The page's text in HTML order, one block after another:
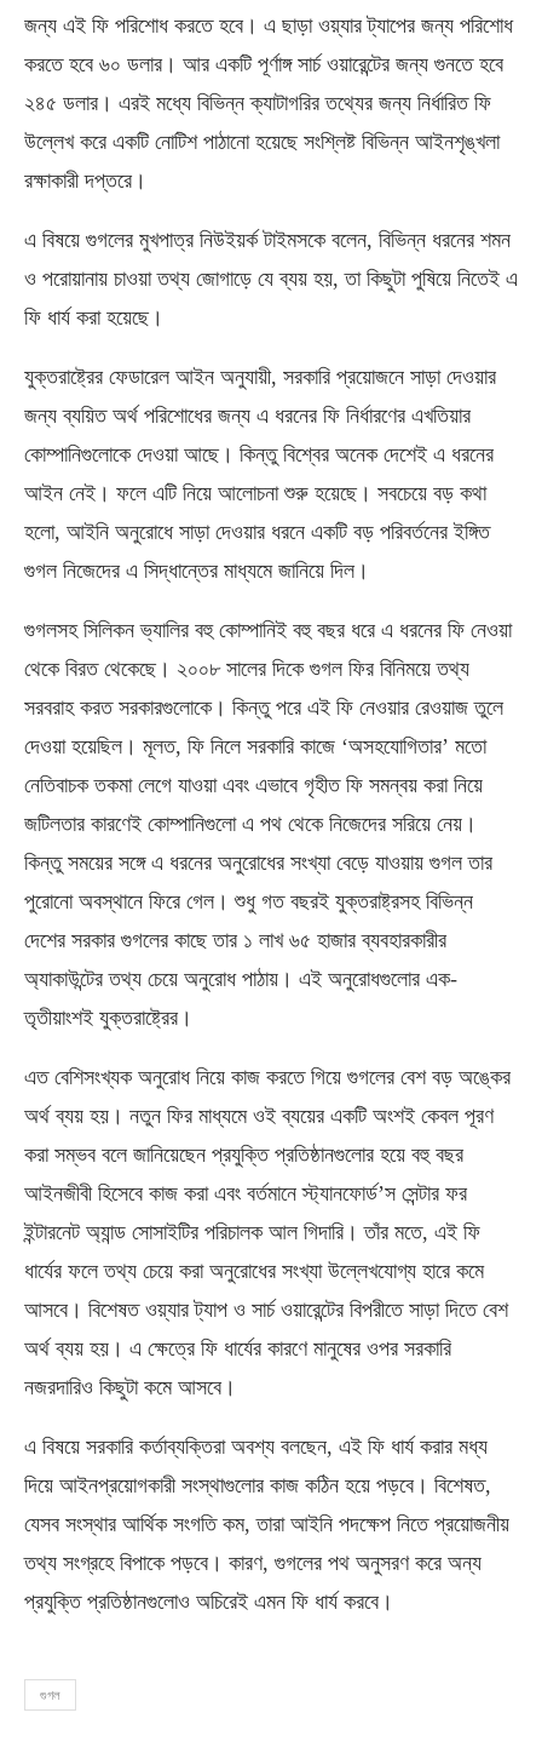
জন্য এই ফি পরিশোধ করতে হবে। এ ছাড়া ওয়্যার ট্যাপের জন্য পরিশোধ
করতে হবে ৬০ ডলার। আর একটি পূর্ণাঙ্গ সার্চ ওয়ারেন্টের জন্য গুনতে হবে
২৪৫ ডলার। এরই মধ্যে বিভিন্ন ক্যাটাগরির তথ্যের জন্য নির্ধারিত ফি
উল্লেখ করে একটি নোটিশ পাঠানো হয়েছে সংশ্লিষ্ট বিভিন্ন আইনশৃঙ্খলা
রক্ষাকারী দপ্তরে।
এ বিষয়ে গুগলের মুখপাত্র নিউইয়র্ক টাইমসকে বলেন, বিভিন্ন ধরনের শমন
ও পরোয়ানায় চাওয়া তথ্য জোগাড়ে যে ব্যয় হয়, তা কিছুটা পুষিয়ে নিতেই এ
ফি ধার্য করা হয়েছে।
যুক্তরাষ্ট্রের ফেডারেল আইন অনুযায়ী, সরকারি প্রয়োজনে সাড়া দেওয়ার
জন্য ব্যয়িত অর্থ পরিশোধের জন্য এ ধরনের ফি নির্ধারণের এখতিয়ার
কোম্পানিগুলোকে দেওয়া আছে। কিন্তু বিশ্বের অনেক দেশেই এ ধরনের
আইন নেই। ফলে এটি নিয়ে আলোচনা শুরু হয়েছে। সবচেয়ে বড় কথা
হলো, আইনি অনুরোধে সাড়া দেওয়ার ধরনে একটি বড় পরিবর্তনের ইঙ্গিত
গুগল নিজেদের এ সিদ্ধান্তের মাধ্যমে জানিয়ে দিল।
গুগলসহ সিলিকন ভ্যালির বহু কোম্পানিই বহু বছর ধরে এ ধরনের ফি নেওয়া
থেকে বিরত থেকেছে। ২০০৮ সালের দিকে গুগল ফির বিনিময়ে তথ্য
সরবরাহ করত সরকারগুলোকে। কিন্তু পরে এই ফি নেওয়ার রেওয়াজ তুলে
দেওয়া হয়েছিল। মূলত, ফি নিলে সরকারি কাজে ‘অসহযোগিতার’ মতো
নেতিবাচক তকমা লেগে যাওয়া এবং এভাবে গৃহীত ফি সমন্বয় করা নিয়ে
জটিলতার কারণেই কোম্পানিগুলো এ পথ থেকে নিজেদের সরিয়ে নেয়।
কিন্তু সময়ের সঙ্গে এ ধরনের অনুরোধের সংখ্যা বেড়ে যাওয়ায় গুগল তার
পুরোনো অবস্থানে ফিরে গেল। শুধু গত বছরই যুক্তরাষ্ট্রসহ বিভিন্ন
দেশের সরকার গুগলের কাছে তার ১ লাখ ৬৫ হাজার ব্যবহারকারীর
অ্যাকাউন্টের তথ্য চেয়ে অনুরোধ পাঠায়। এই অনুরোধগুলোর এক-
তৃতীয়াংশই যুক্তরাষ্ট্রের।
এত বেশিসংখ্যক অনুরোধ নিয়ে কাজ করতে গিয়ে গুগলের বেশ বড় অঙ্কের
অর্থ ব্যয় হয়। নতুন ফির মাধ্যমে ওই ব্যয়ের একটি অংশই কেবল পূরণ
করা সম্ভব বলে জানিয়েছেন প্রযুক্তি প্রতিষ্ঠানগুলোর হয়ে বহু বছর
আইনজীবী হিসেবে কাজ করা এবং বর্তমানে স্ট্যানফোর্ড’স সেন্টার ফর
ইন্টারনেট অ্যান্ড সোসাইটির পরিচালক আল গিদারি। তাঁর মতে, এই ফি
ধার্যের ফলে তথ্য চেয়ে করা অনুরোধের সংখ্যা উল্লেখযোগ্য হারে কমে
আসবে। বিশেষত ওয়্যার ট্যাপ ও সার্চ ওয়ারেন্টের বিপরীতে সাড়া দিতে বেশ
অর্থ ব্যয় হয়। এ ক্ষেত্রে ফি ধার্যের কারণে মানুষের ওপর সরকারি
নজরদারিও কিছুটা কমে আসবে।
এ বিষয়ে সরকারি কর্তাব্যক্তিরা অবশ্য বলছেন, এই ফি ধার্য করার মধ্য
দিয়ে আইনপ্রয়োগকারী সংস্থাগুলোর কাজ কঠিন হয়ে পড়বে। বিশেষত,
যেসব সংস্থার আর্থিক সংগতি কম, তারা আইনি পদক্ষেপ নিতে প্রয়োজনীয়
তথ্য সংগ্রহে বিপাকে পড়বে। কারণ, গুগলের পথ অনুসরণ করে অন্য
প্রযুক্তি প্রতিষ্ঠানগুলোও অচিরেই এমন ফি ধার্য করবে।
গুগল